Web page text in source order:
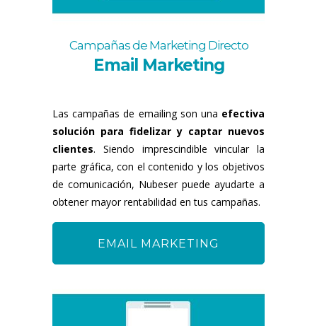
Campañas de Marketing Directo
Email Marketing
Las campañas de emailing son una efectiva
solución para fidelizar y captar nuevos
clientes. Siendo imprescindible vincular la
parte gráfica, con el contenido y los objetivos
de comunicación, Nubeser puede ayudarte a
obtener mayor rentabilidad en tus campañas.
EMAIL MARKETING